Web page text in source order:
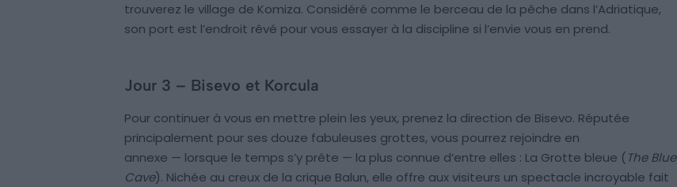
trouverez le village de Komiza. Considéré comme le berceau de la pêche dans l’Adriatique,
son port est l’endroit rêvé pour vous essayer à la discipline si l’envie vous en prend.
Jour 3 – Bisevo et Korcula
Pour continuer à vous en mettre plein les yeux, prenez la direction de Bisevo. Réputée
principalement pour ses douze fabuleuses grottes, vous pourrez rejoindre en
annexe — lorsque le temps s’y prête — la plus connue d’entre elles : La Grotte bleue (The Blue
Cave). Nichée au creux de la crique Balun, elle offre aux visiteurs un spectacle incroyable fait